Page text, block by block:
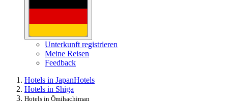
Unterkunft registrieren
Meine Reisen
Feedback
Hotels in JapanHotels
Hotels in Shiga
Hotels in Ōmihachiman